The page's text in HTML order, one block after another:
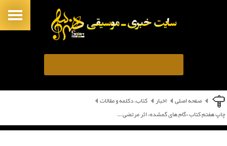
صفحه اصلی اخبار
کتاب، دکلمه و مقالات
چاپ هفتم کتاب «گام های گمشده» اثر مرتضی ...